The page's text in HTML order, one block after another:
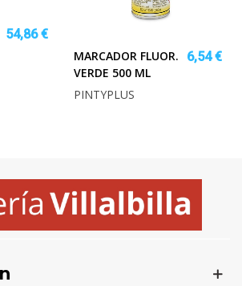
54,86 €
MARCADOR FLUOR.
VERDE 500 ML
6,54 €
PINTYPLUS